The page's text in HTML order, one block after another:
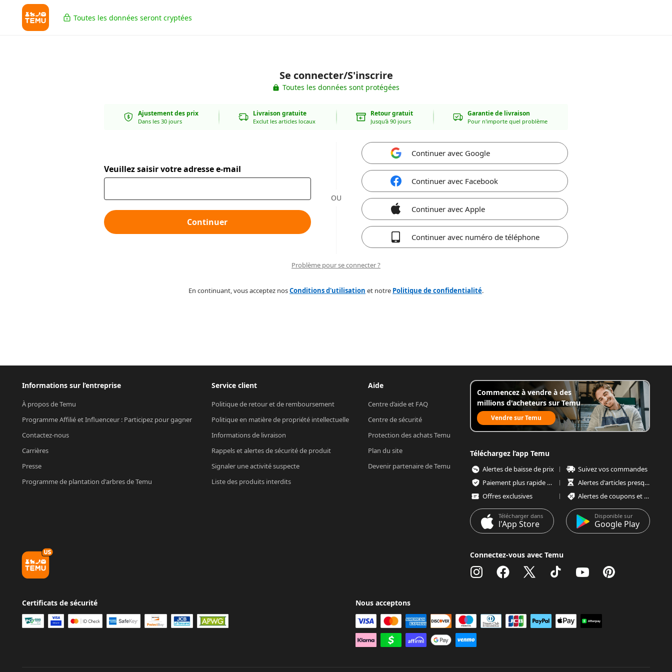
Toutes les données seront cryptées
Se connecter/S'inscrire
Toutes les données sont protégées
Ajustement des prix
Dans les 30 jours
Livraison gratuite
Exclut les articles locaux
Retour gratuit
Jusqu'à 90 jours
Garantie de livraison
Pour n'importe quel problème
Veuillez saisir votre adresse e-mail
Continuer
OU
Continuer avec Google
Continuer avec Facebook
Continuer avec Apple
Continuer avec numéro de téléphone
Problème pour se connecter ?
En continuant, vous acceptez nosConditions d'utilisation et notre Politique de confidentialité.
Informations sur l’entreprise
À propos de Temu
Programme Affilié et Influenceur : Participez pour gagner
Contactez-nous
Carrières
Presse
Programme de plantation d'arbres de Temu
Service client
Politique de retour et de remboursement
Politique en matière de propriété intellectuelle
Informations de livraison
Rappels et alertes de sécurité de produit
Signaler une activité suspecte
Liste des produits interdits
Aide
Centre d’aide et FAQ
Centre de sécurité
Protection des achats Temu
Plan du site
Devenir partenaire de Temu
Commencez à vendre à des
millions d'acheteurs sur Temu
Vendre sur Temu
Téléchargez l’app Temu
Alertes de baisse de prix
Suivez vos commandes
Paiement plus rapide et plus sécurisé
Alertes d'articles presque épuisés
Offres exclusives
Alertes de coupons et d'offres
Télécharger dans
l'App Store
Disponible sur
Google Play
Connectez-vous avec Temu
Certificats de sécurité Nous acceptons